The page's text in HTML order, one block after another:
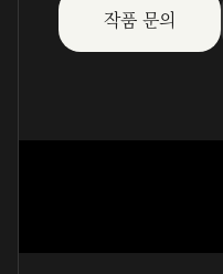
작품 문의